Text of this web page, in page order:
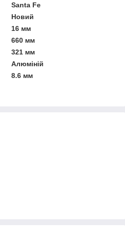
Santa Fe
Новий
16 мм
660 мм
321 мм
Алюміній
8.6 мм